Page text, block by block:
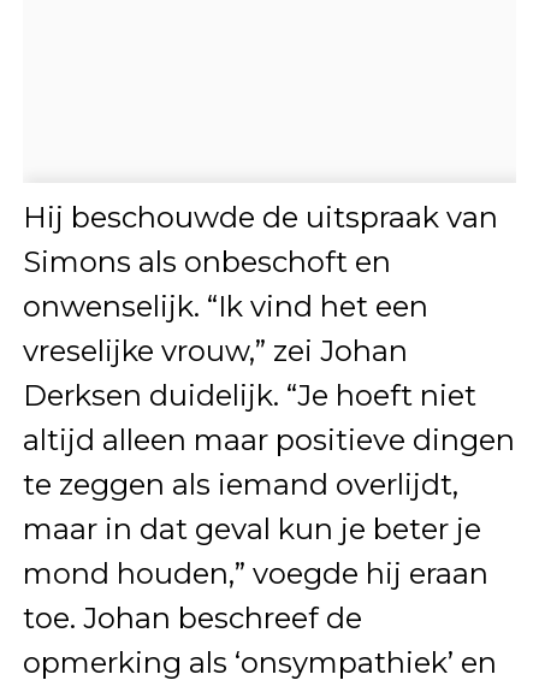
Hij beschouwde de uitspraak van
Simons als onbeschoft en
onwenselijk. “Ik vind het een
vreselijke vrouw,” zei Johan
Derksen duidelijk. “Je hoeft niet
altijd alleen maar positieve dingen
te zeggen als iemand overlijdt,
maar in dat geval kun je beter je
mond houden,” voegde hij eraan
toe. Johan beschreef de
opmerking als ‘onsympathiek’ en